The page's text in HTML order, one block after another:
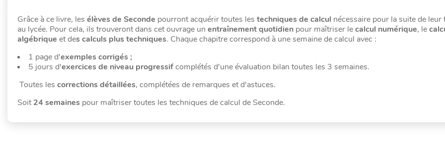
Grâce à ce livre, les élèves de Seconde pourront acquérir toutes les techniques de calcul nécessaire pour la suite de
au lycée. Pour cela, ils trouveront dans cet ouvrage un entraînement quotidien pour maîtriser lecalcul numérique, le
algébrique et des calculs plus techniques. Chaque chapitre correspond à une semaine de calcul avec :
1 page d'exemples corrigés ;
5 jours d'exercices de niveau progressifcomplétés d'une évaluation bilan toutes les 3 semaines.
Toutes les corrections détaillées, complétées de remarques et d'astuces.
Soit24 semaines pour maîtriser toutes les techniques de calcul de Seconde.